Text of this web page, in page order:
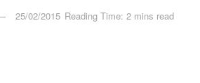
25/02/2015 Reading Time: 2 mins read